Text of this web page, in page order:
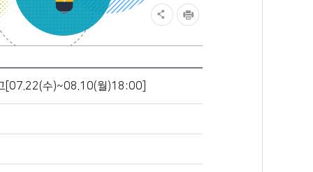
[07.22(수)~08.10(월)18:00]